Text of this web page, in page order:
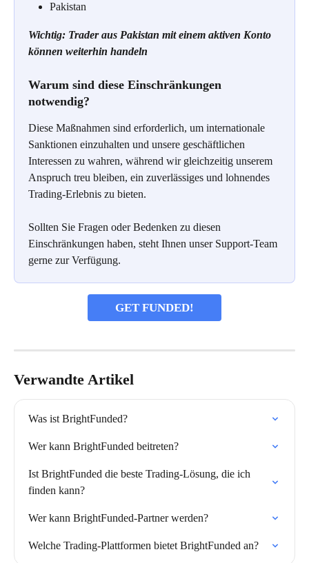
Pakistan
Wichtig: Trader aus Pakistan mit einem aktiven Konto
können weiterhin handeln
Warum sind diese Einschränkungen
notwendig?
Diese Maßnahmen sind erforderlich, um internationale
Sanktionen einzuhalten und unsere geschäftlichen
Interessen zu wahren, während wir gleichzeitig unserem
Anspruch treu bleiben, ein zuverlässiges und lohnendes
Trading-Erlebnis zu bieten.
Sollten Sie Fragen oder Bedenken zu diesen
Einschränkungen haben, steht Ihnen unser Support-Team
gerne zur Verfügung.
GET FUNDED!
Verwandte Artikel
Was ist BrightFunded?
Wer kann BrightFunded beitreten?
Ist BrightFunded die beste Trading-Lösung, die ich
finden kann?
Wer kann BrightFunded-Partner werden?
Welche Trading-Plattformen bietet BrightFunded an?